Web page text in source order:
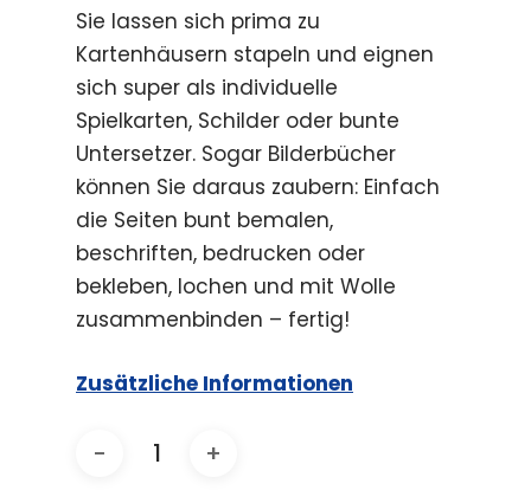
Sie lassen sich prima zu
Kartenhäusern stapeln und eignen
sich super als individuelle
Spielkarten, Schilder oder bunte
Untersetzer. Sogar Bilderbücher
können Sie daraus zaubern: Einfach
die Seiten bunt bemalen,
beschriften, bedrucken oder
bekleben, lochen und mit Wolle
zusammenbinden – fertig!
Zusätzliche Informationen